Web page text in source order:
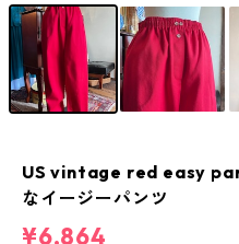
US vintage red easy
なイージーパンツ
¥6,864